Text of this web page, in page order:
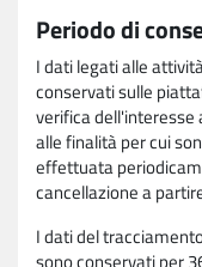
Periodo di
I dati legati alle
conservati sulle
verifica dell'interesse
alle finalità per cui
effettuata
cancellazione a
I dati del
sono conservati per